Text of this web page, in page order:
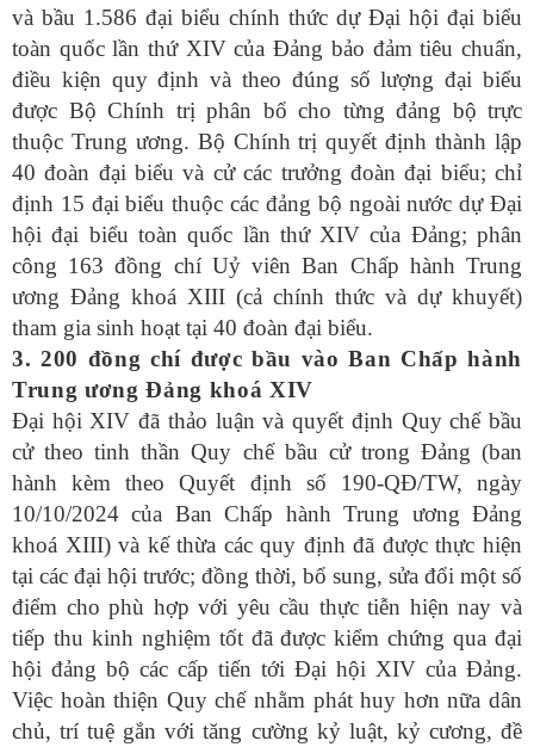
và bầu 1.586 đại biểu chính thức dự Đại hội đại biểu
toàn quốc lần thứ XIV của Đảng bảo đảm tiêu chuẩn,
điều kiện quy định và theo đúng số lượng đại biểu
được Bộ Chính trị phân bổ cho từng đảng bộ trực
thuộc Trung ương. Bộ Chính trị quyết định thành lập
40 đoàn đại biểu và cử các trưởng đoàn đại biểu; chỉ
định 15 đại biểu thuộc các đảng bộ ngoài nước dự Đại
hội đại biểu toàn quốc lần thứ XIV của Đảng; phân
công 163 đồng chí Uỷ viên Ban Chấp hành Trung
ương Đảng khoá XIII (cả chính thức và dự khuyết)
tham gia sinh hoạt tại 40 đoàn đại biểu.
3. 200 đồng chí được bầu vào Ban Chấp hành
Trung ương Đảng khoá XIV
Đại hội XIV đã thảo luận và quyết định Quy chế bầu
cử theo tinh thần Quy chế bầu cử trong Đảng (ban
hành kèm theo Quyết định số 190-QĐ/TW, ngày
10/10/2024 của Ban Chấp hành Trung ương Đảng
khoá XIII) và kế thừa các quy định đã được thực hiện
tại các đại hội trước; đồng thời, bổ sung, sửa đổi một số
điểm cho phù hợp với yêu cầu thực tiễn hiện nay và
tiếp thu kinh nghiệm tốt đã được kiểm chứng qua đại
hội đảng bộ các cấp tiến tới Đại hội XIV của Đảng.
Việc hoàn thiện Quy chế nhằm phát huy hơn nữa dân
chủ, trí tuệ gắn với tăng cường kỷ luật, kỷ cương, đề